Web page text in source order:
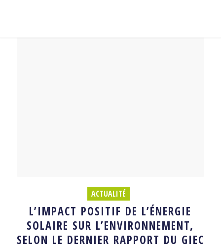
ACTUALITÉ
L’IMPACT POSITIF DE L’ÉNERGIE
SOLAIRE SUR L’ENVIRONNEMENT,
SELON LE DERNIER RAPPORT DU GIEC